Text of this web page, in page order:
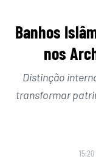
Banhos
nos
Distinção
transformar
15:20